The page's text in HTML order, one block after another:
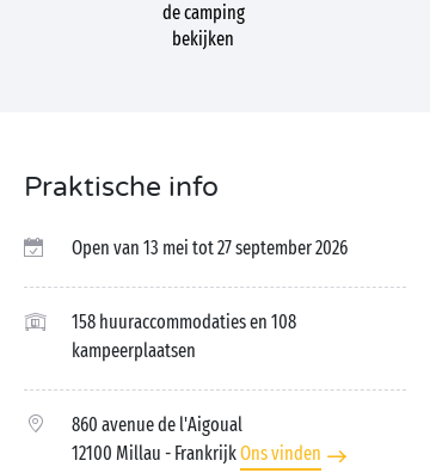
de camping
bekijken
Praktische info
Open van 13 mei tot 27 september 2026
158 huuraccommodaties en 108
kampeerplaatsen
860 avenue de l'Aigoual
12100 Millau - FrankrijkOns vinden